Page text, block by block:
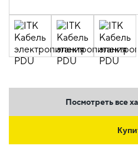
Посмотреть все